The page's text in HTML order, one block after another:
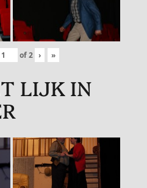
of2 › »
LIJK IN